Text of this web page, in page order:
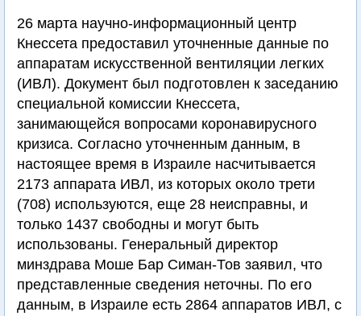
26 марта научно-информационный центр
Кнессета предоставил уточненные данные по
аппаратам искусственной вентиляции легких
(ИВЛ). Документ был подготовлен к заседанию
специальной комиссии Кнессета,
занимающейся вопросами коронавирусного
кризиса. Согласно уточненным данным, в
настоящее время в Израиле насчитывается
2173 аппарата ИВЛ, из которых около трети
(708) используются, еще 28 неисправны, и
только 1437 свободны и могут быть
использованы. Генеральный директор
минздрава Моше Бар Симан-Тов заявил, что
представленные сведения неточны. По его
данным, в Израиле есть 2864 аппаратов ИВЛ, с